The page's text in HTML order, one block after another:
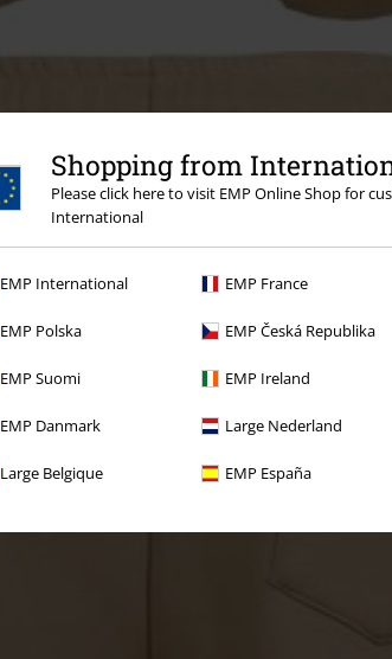
Shopping from
Please click here to visit EMP Online Shop for
International
EMP International EMP France
EMP Polska EMP Česká Republika
EMP Suomi EMP Ireland
EMP Danmark Large Nederland
Large Belgique EMP España